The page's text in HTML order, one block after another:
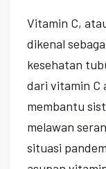
Vitamin C,
dikenal
kesehatan
dari vitamin C
membantu
melawan
situasi